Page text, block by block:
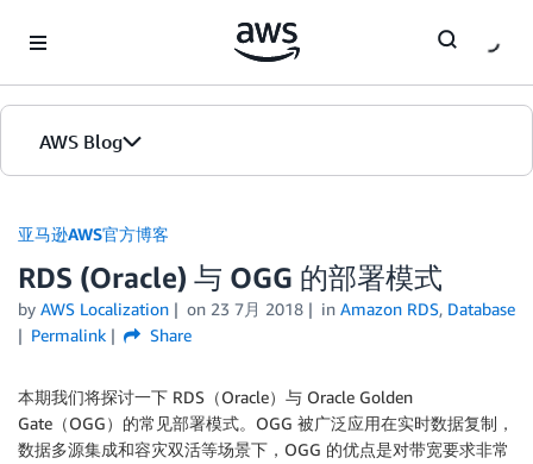
AWS Blog
首页
版本
亚马逊AWS官方博客
RDS (Oracle) 与 OGG 的部署模式
by AWS Localization on 23 7月 2018 in Amazon RDS, Database
Permalink
Share
本期我们将探讨一下 RDS（Oracle）与 Oracle Golden
Gate（OGG）的常见部署模式。OGG 被广泛应用在实时数据复制，
数据多源集成和容灾双活等场景下，OGG 的优点是对带宽要求非常